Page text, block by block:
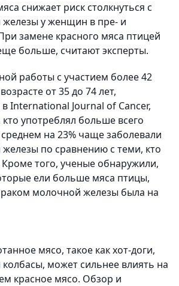
снижает риск столкнуться с
у женщин в пре- и
замене красного мяса птицей
больше, считают эксперты.
работы с участием более 42
от 35 до 74 лет,
International Journal of Cancer,
кто употреблял больше всего
на 23% чаще заболевали
по сравнению с теми, кто
того, ученые обнаружили,
ели больше мяса птицы,
молочной железы была на
мясо, такое как хот-доги,
колбасы, может сильнее влиять на
красное мясо. Обзор и